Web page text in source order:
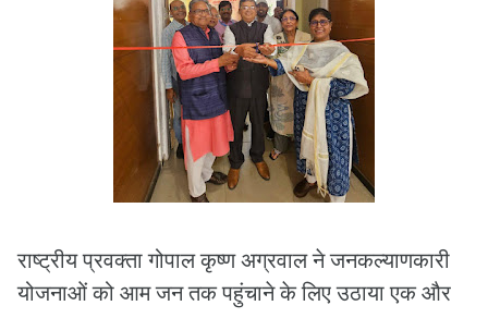
राष्ट्रीय प्रवक्ता गोपाल कृष्ण अग्रवाल ने जनकल्याणकारी
योजनाओं को आम जन तक पहुंचाने के लिए उठाया एक और